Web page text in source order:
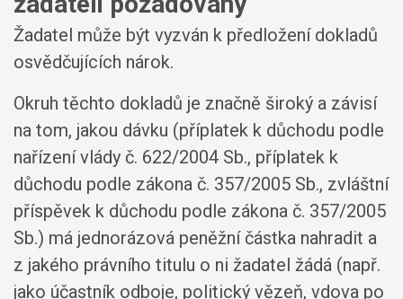
Žadatel může být vyzván k předložení dokladů
osvědčujících nárok.
Okruh těchto dokladů je značně široký a závisí
na tom, jakou dávku (příplatek k důchodu podle
nařízení vlády č. 622/2004 Sb., příplatek k
důchodu podle zákona č. 357/2005 Sb., zvláštní
příspěvek k důchodu podle zákona č. 357/2005
Sb.) má jednorázová peněžní částka nahradit a
z jakého právního titulu o ni žadatel žádá (např.
jako účastník odboje, politický vězeň, vdova po